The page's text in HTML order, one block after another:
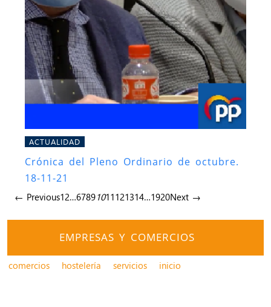
ACTUALIDAD
Crónica del Pleno Ordinario de octubre.
18-11-21
← Previous12…67891011121314…1920Next →
EMPRESAS Y COMERCIOS
comercios hostelería servicios inicio